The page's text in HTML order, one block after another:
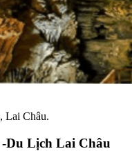
Lai Châu.
Du Lịch Lai Châu